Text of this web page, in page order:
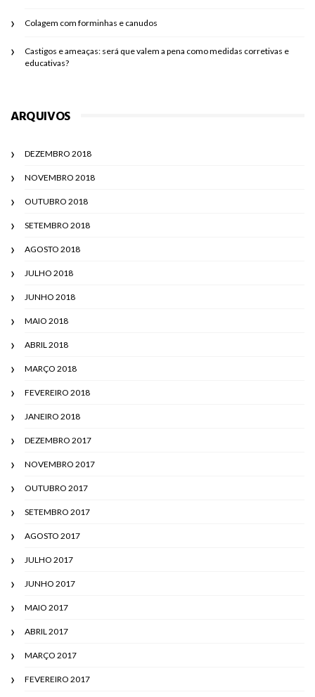
Colagem com forminhas e canudos
Castigos e ameaças: será que valem a pena como medidas corretivas e
educativas?
ARQUIVOS
DEZEMBRO 2018
NOVEMBRO 2018
OUTUBRO 2018
SETEMBRO 2018
AGOSTO 2018
JULHO 2018
JUNHO 2018
MAIO 2018
ABRIL 2018
MARÇO 2018
FEVEREIRO 2018
JANEIRO 2018
DEZEMBRO 2017
NOVEMBRO 2017
OUTUBRO 2017
SETEMBRO 2017
AGOSTO 2017
JULHO 2017
JUNHO 2017
MAIO 2017
ABRIL 2017
MARÇO 2017
FEVEREIRO 2017